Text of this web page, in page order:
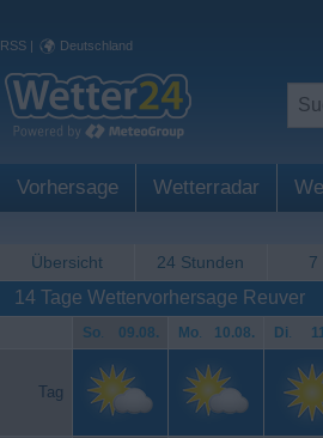
RSS | Deutschland
Vorhersage Wetterradar
Übersicht 24 Stunden 7
14 Tage Wettervorhersage Reuver
So. 09.08. Mo. 10.08. Di.
Tag